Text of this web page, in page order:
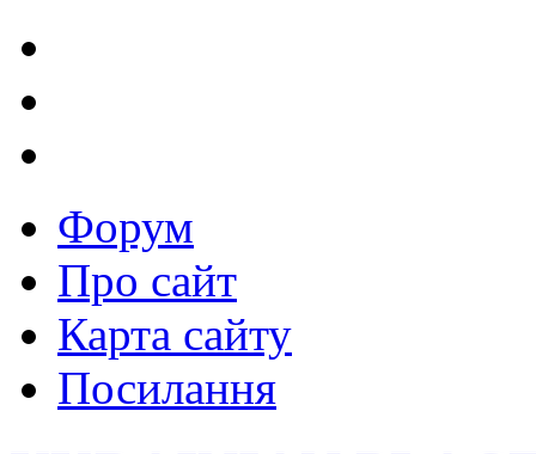
Форум
Про сайт
Карта сайту
Посилання